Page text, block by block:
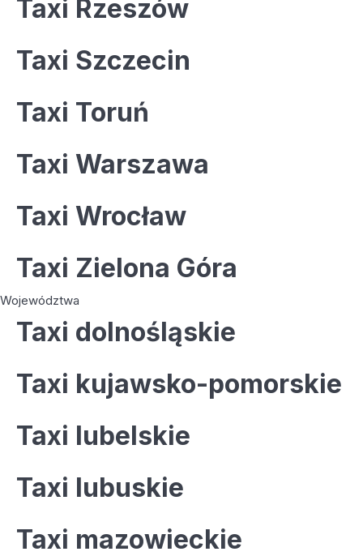
Taxi Rzeszów
Taxi Szczecin
Taxi Toruń
Taxi Warszawa
Taxi Wrocław
Taxi Zielona Góra
Województwa
Taxi dolnośląskie
Taxi kujawsko-pomorskie
Taxi lubelskie
Taxi lubuskie
Taxi mazowieckie